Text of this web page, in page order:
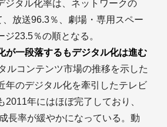
ジタル化率は、ネットワークの
放送96.3％、劇場・専用スペー
ジ23.5％の順となる。
が一段落するもデジタル化は進む
ルコンテンツ市場の推移を示した
年のデジタル化を牽引したテレビ
2011年にはほぼ完了しており、
長率が緩やかになっている。動